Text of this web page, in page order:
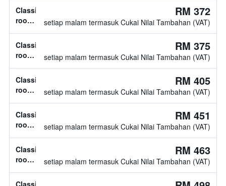
katil
tidak
diketahui
Classic
room,
katil
tidak
diketahui
RM 372
setiap malam termasuk Cukai Nilai Tambahan (VAT)
Classic
room,
katil
tidak
diketahui
RM 375
setiap malam termasuk Cukai Nilai Tambahan (VAT)
Classic
room,
katil
tidak
diketahui
RM 405
setiap malam termasuk Cukai Nilai Tambahan (VAT)
Classic
room,
katil
tidak
diketahui
RM 451
setiap malam termasuk Cukai Nilai Tambahan (VAT)
Classic
room,
katil
RM 463
setiap malam termasuk Cukai Nilai Tambahan (VAT)
Classic